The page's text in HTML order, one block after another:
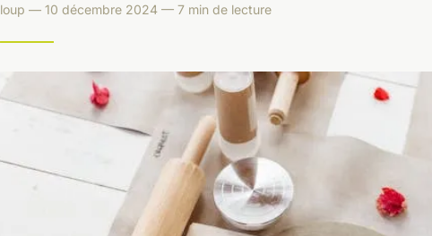
loup — 10 décembre 2024 — 7 min de lecture